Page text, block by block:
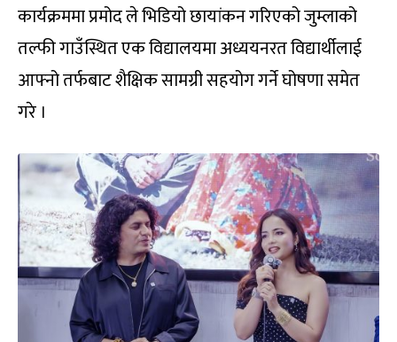
कार्यक्रममा प्रमोद ले भिडियो छायांकन गरिएको जुम्लाको
तल्फी गाउँस्थित एक विद्यालयमा अध्ययनरत विद्यार्थीलाई
आफ्नो तर्फबाट शैक्षिक सामग्री सहयोग गर्ने घोषणा समेत
गरे ।